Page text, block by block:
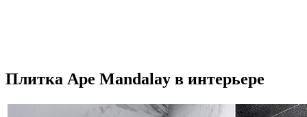
Плитка Ape Mandalay в интерьере